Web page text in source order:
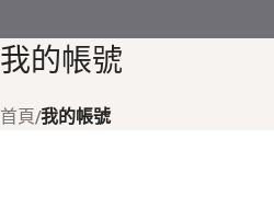
我的帳號
首頁/我的帳號